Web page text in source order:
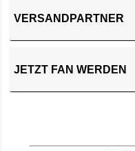
VERSANDPARTNER
JETZT FAN WERDEN